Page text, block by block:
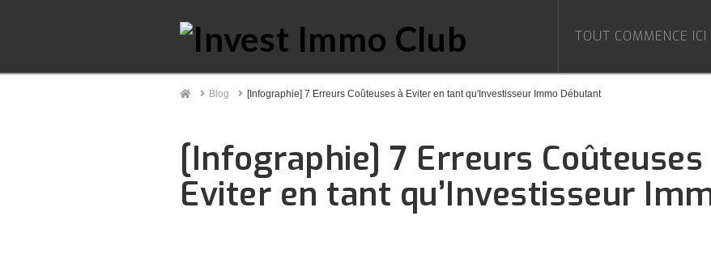
TOUT COMMENCE ICI
HomeBlog [Infographie] 7 Erreurs Coûteuses à Eviter en tant qu'Investisseur Immo Débutant
[Infographie] 7 Erreurs Coûteuses
Eviter en tant qu’Investisseur